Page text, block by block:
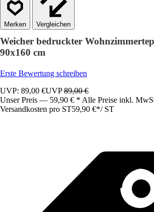
Vergleichen
Weicher bedruckter
90x160 cm
Erste Bewertung schreiben
UVP: 89,00 €UVP89,00 €
Unser Preis — 59,90 € * Alle Preise inkl.
Versandkosten pro ST59,90 €*/ ST